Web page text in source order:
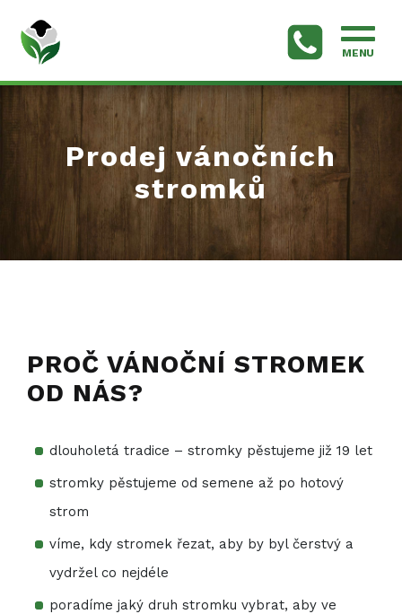
MENU
Prodej vánočních
stromků
PROČ VÁNOČNÍ STROMEK
OD NÁS?
dlouholetá tradice – stromky pěstujeme již 19 let
stromky pěstujeme od semene až po hotový
strom
víme, kdy stromek řezat, aby by byl čerstvý a
vydržel co nejdéle
poradíme jaký druh stromku vybrat, aby ve